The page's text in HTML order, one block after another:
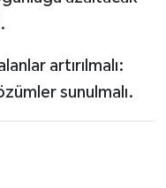
artırılmalı:
sunulmalı.